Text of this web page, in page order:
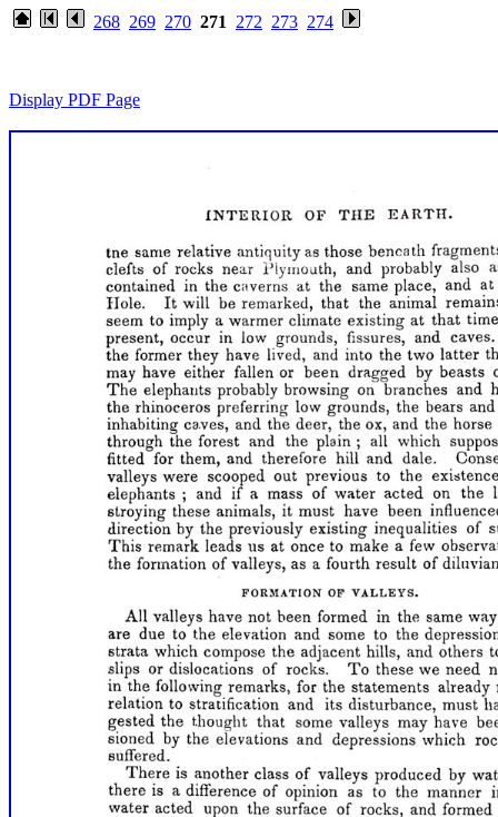
268 269 270 271 272 273 274
Display PDF Page